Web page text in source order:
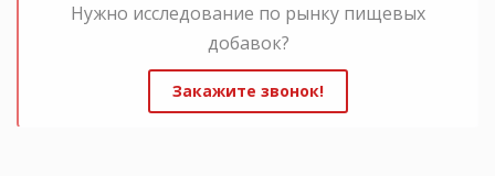
Нужно исследование по рынку пищевых
добавок?
Закажите звонок!